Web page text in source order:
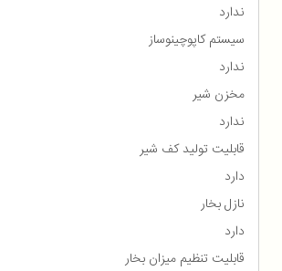
ندارد
سیستم کاپوچینوساز
ندارد
مخزن شیر
ندارد
قابلیت تولید کف شیر
دارد
نازل بخار
دارد
قابلیت تنظیم میزان بخار